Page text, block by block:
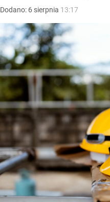
Dodano: 6 sierpnia 13:17